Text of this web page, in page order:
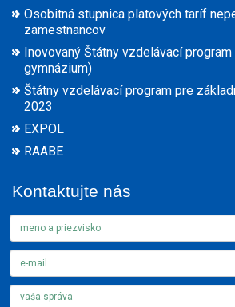
Osobitná stupnica platových taríf
zamestnancov
Inovovaný Štátny vzdelávací program
gymnázium)
Štátny vzdelávací program pre
2023
EXPOL
RAABE
Kontaktujte nás